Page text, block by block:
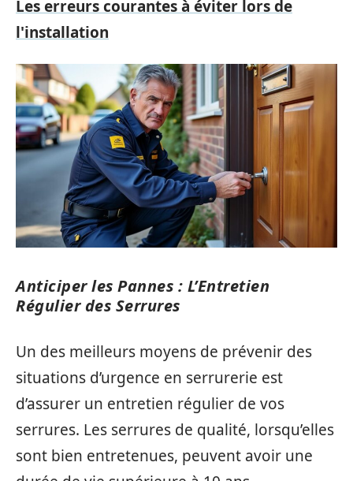
Les erreurs courantes à éviter lors de
l'installation
Anticiper les Pannes : L’Entretien
Régulier des Serrures
Un des meilleurs moyens de prévenir des
situations d’urgence en serrurerie est
d’assurer un entretien régulier de vos
serrures. Les serrures de qualité, lorsqu’elles
sont bien entretenues, peuvent avoir une